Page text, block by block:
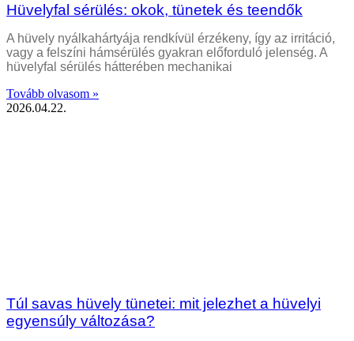
Hüvelyfal sérülés: okok, tünetek és teendők
A hüvely nyálkahártyája rendkívül érzékeny, így az irritáció,
vagy a felszíni hámsérülés gyakran előforduló jelenség. A
hüvelyfal sérülés hátterében mechanikai
Tovább olvasom »
2026.04.22.
Túl savas hüvely tünetei: mit jelezhet a hüvelyi
egyensúly változása?